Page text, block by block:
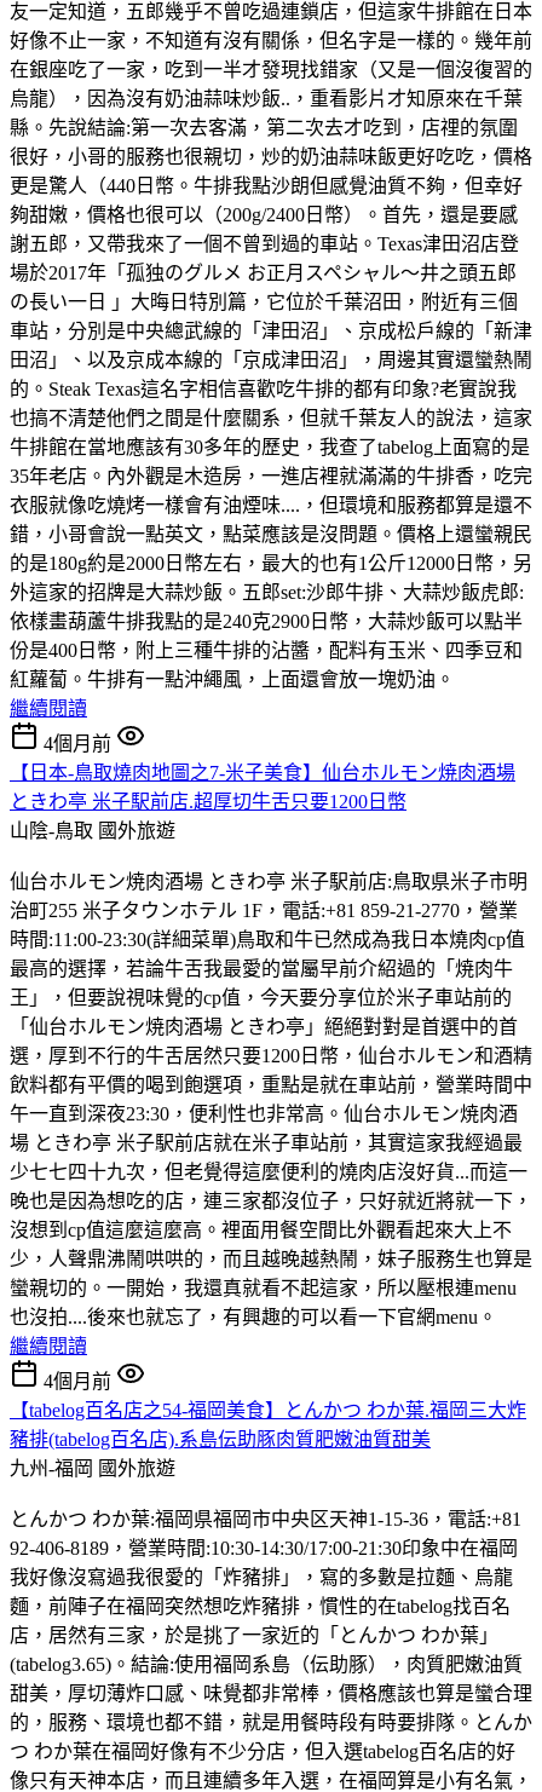
友一定知道，五郎幾乎不曾吃過連鎖店，但這家牛排館在日本
好像不止一家，不知道有沒有關係，但名字是一樣的。幾年前
在銀座吃了一家，吃到一半才發現找錯家（又是一個沒復習的
烏龍），因為沒有奶油蒜味炒飯..，重看影片才知原來在千葉
縣。先說結論:第一次去客滿，第二次去才吃到，店𥚃的氛圍
很好，小哥的服務也很親切，炒的奶油蒜味飯更好吃吃，價格
更是驚人（440日幣。牛排我點沙朗但感覺油質不夠，但幸好
夠甜嫩，價格也很可以（200g/2400日幣）。首先，還是要感
謝五郎，又帶我來了一個不曾到過的車站。Texas津田沼店登
場於2017年「孤独のグルメ お正月スペシャル～井之頭五郎
の長い一日 」大晦日特別篇，它位於千葉沼田，附近有三個
車站，分別是中央總武線的「津田沼」、京成松戶線的「新津
田沼」、以及京成本線的「京成津田沼」，周邊其實還蠻熱鬧
的。Steak Texas這名字相信喜歡吃牛排的都有印象?老實說我
也搞不清楚他們之間是什麼關系，但就千葉友人的說法，這家
牛排館在當地應該有30多年的歷史，我查了tabelog上面寫的是
35年老店。內外觀是木造房，一進店裡就滿滿的牛排香，吃完
衣服就像吃燒烤一樣會有油煙味....，但環境和服務都算是還不
錯，小哥會說一點英文，點菜應該是沒問題。價格上還蠻親民
的是180g約是2000日幣左右，最大的也有1公斤12000日幣，另
外這家的招牌是大蒜炒飯。五郎set:沙郎牛排、大蒜炒飯虎郎:
依樣畫葫蘆牛排我點的是240克2900日幣，大蒜炒飯可以點半
份是400日幣，附上三種牛排的沾醬，配料有玉米、四季豆和
紅蘿蔔。牛排有一點沖繩風，上面還會放一塊奶油。
繼續閱讀
4個月前
【日本-鳥取燒肉地圖之7-米子美食】仙台ホルモン焼肉酒場
ときわ亭 米子駅前店.超厚切牛舌只要1200日幣
山陰-鳥取 國外旅遊
仙台ホルモン焼肉酒場 ときわ亭 米子駅前店:鳥取県米子市明
治町255 米子タウンホテル 1F，電話:+81 859-21-2770，營業
時間:11:00-23:30(詳細菜單)鳥取和牛已然成為我日本燒肉cp值
最高的選擇，若論牛舌我最愛的當屬早前介紹過的「焼肉牛
王」，但要說視味覺的cp值，今天要分享位於米子車站前的
「仙台ホルモン焼肉酒場 ときわ亭」絕絕對對是首選中的首
選，厚到不行的牛舌居然只要1200日幣，仙台ホルモン和酒精
飲料都有平價的喝到飽選項，重點是就在車站前，營業時間中
午一直到深夜23:30，便利性也非常高。仙台ホルモン焼肉酒
場 ときわ亭 米子駅前店就在米子車站前，其實這家我經過最
少七七四十九次，但老覺得這麼便利的燒肉店沒好貨...而這一
晚也是因為想吃的店，連三家都沒位子，只好就近將就一下，
沒想到cp值這麼這麼高。裡面用餐空間比外觀看起來大上不
少，人聲鼎沸鬧哄哄的，而且越晚越熱鬧，妹子服務生也算是
蠻親切的。一開始，我還真就看不起這家，所以壓根連menu
也沒拍....後來也就忘了，有興趣的可以看一下官網menu。
繼續閱讀
4個月前
【tabelog百名店之54-福岡美食】とんかつ わか葉.福岡三大炸
豬排(tabelog百名店).系島伝助豚肉質肥嫩油質甜美
九州-福岡 國外旅遊
とんかつ わか葉:福岡県福岡市中央区天神1-15-36，電話:+81
92-406-8189，營業時間:10:30-14:30/17:00-21:30印象中在福岡
我好像沒寫過我很愛的「炸豬排」，寫的多數是拉麵、烏龍
麵，前陣子在福岡突然想吃炸豬排，慣性的在tabelog找百名
店，居然有三家，於是挑了一家近的「とんかつ わか葉」
(tabelog3.65)。結論:使用福岡系島（伝助豚），肉質肥嫩油質
甜美，厚切薄炸口感、味覺都非常棒，價格應該也算是蠻合理
的，服務、環境也都不錯，就是用餐時段有時要排隊。とんか
つ わか葉在福岡好像有不少分店，但入選tabelog百名店的好
像只有天神本店，而且連續多年入選，在福岡算是小有名氣，